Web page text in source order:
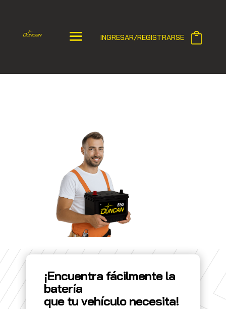
INGRESAR/REGISTRARSE
¡Encuentra fácilmente la
batería
que tu vehículo necesita!